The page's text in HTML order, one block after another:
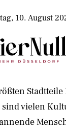
10. August
vielen